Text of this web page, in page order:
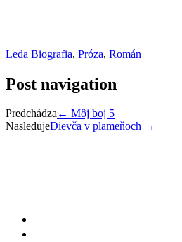
Leda Biografia, Próza, Román
Post navigation
Predchádza← Môj boj 5
NasledujeDievča v plameňoch →